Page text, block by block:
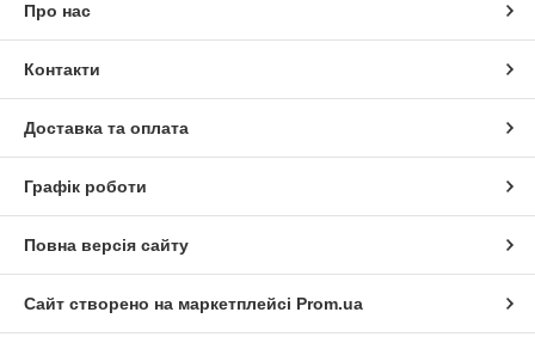
Про нас
Контакти
Доставка та оплата
Графік роботи
Повна версія сайту
Сайт створено на маркетплейсі Prom.ua